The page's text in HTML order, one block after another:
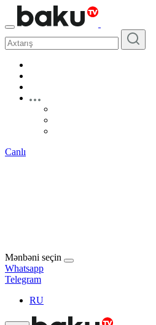
Canlı
Mənbəni seçin
Whatsapp
Telegram
RU